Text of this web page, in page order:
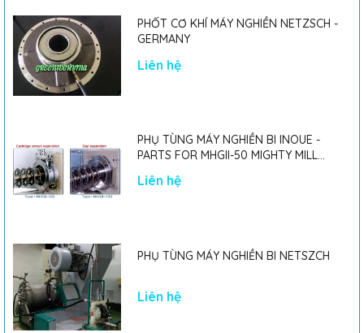
PHỐT CƠ KHÍ MÁY NGHIỀN NETZSCH -
GERMANY
Liên hệ
PHỤ TÙNG MÁY NGHIỀN BI INOUE -
PARTS FOR MHGII-50 MIGHTY MILL
Liên hệ
PHỤ TÙNG MÁY NGHIỀN BI NETSZCH
Liên hệ